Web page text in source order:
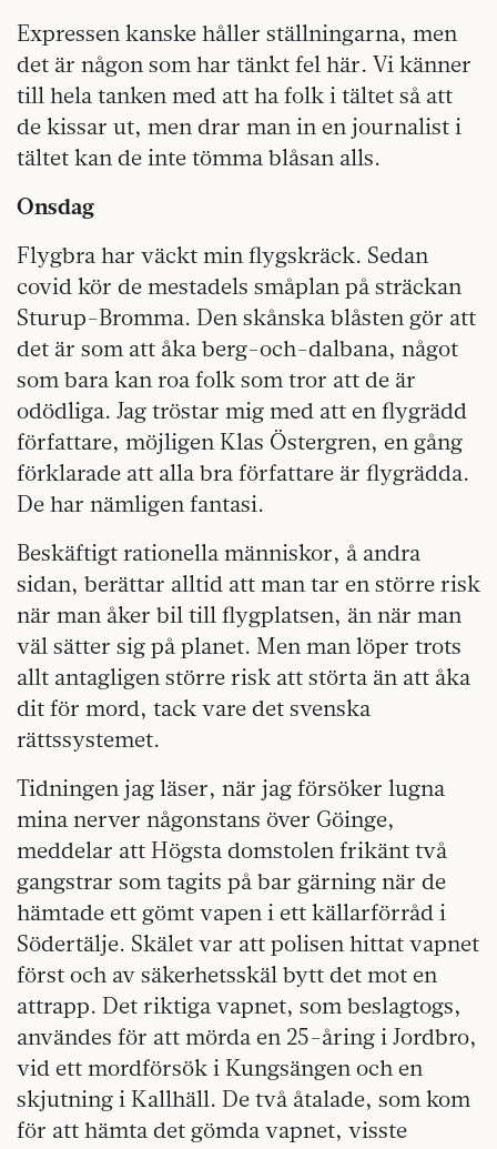
Expressen kanske håller ställningarna, men
det är någon som har tänkt fel här. Vi känner
till hela tanken med att ha folk i tältet så att
de kissar ut, men drar man in en journalist i
tältet kan de inte tömma blåsan alls.
Onsdag
Flygbra har väckt min flygskräck. Sedan
covid kör de mestadels småplan på sträckan
Sturup-Bromma. Den skånska blåsten gör att
det är som att åka berg-och-dalbana, något
som bara kan roa folk som tror att de är
odödliga. Jag tröstar mig med att en flygrädd
författare, möjligen Klas Östergren, en gång
förklarade att alla bra författare är flygrädda.
De har nämligen fantasi.
Beskäftigt rationella människor, å andra
sidan, berättar alltid att man tar en större risk
när man åker bil till flygplatsen, än när man
väl sätter sig på planet. Men man löper trots
allt antagligen större risk att störta än att åka
dit för mord, tack vare det svenska
rättssystemet.
Tidningen jag läser, när jag försöker lugna
mina nerver någonstans över Göinge,
meddelar att Högsta domstolen frikänt två
gangstrar som tagits på bar gärning när de
hämtade ett gömt vapen i ett källarförråd i
Södertälje. Skälet var att polisen hittat vapnet
först och av säkerhetsskäl bytt det mot en
attrapp. Det riktiga vapnet, som beslagtogs,
användes för att mörda en 25-åring i Jordbro,
vid ett mordförsök i Kungsängen och en
skjutning i Kallhäll. De två åtalade, som kom
för att hämta det gömda vapnet, visste